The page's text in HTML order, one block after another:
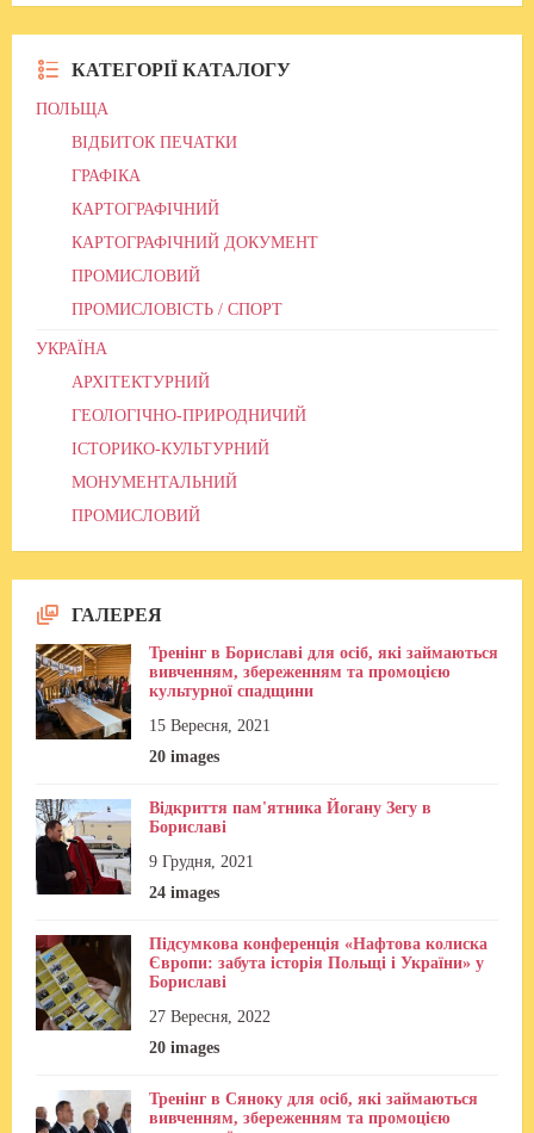
КАТЕГОРІЇ КАТАЛОГУ
ПОЛЬЩА
ВІДБИТОК ПЕЧАТКИ
ГРАФІКА
КАРТОГРАФІЧНИЙ
КАРТОГРАФІЧНИЙ ДОКУМЕНТ
ПРОМИСЛОВИЙ
ПРОМИСЛОВІСТЬ / СПОРТ
УКРАЇНА
АРХІТЕКТУРНИЙ
ГЕОЛОГІЧНО-ПРИРОДНИЧИЙ
ІСТОРИКО-КУЛЬТУРНИЙ
МОНУМЕНТАЛЬНИЙ
ПРОМИСЛОВИЙ
ГАЛЕРЕЯ
Тренінг в Бориславі для осіб, які займаються
вивченням, збереженням та промоцією
культурної спадщини
15 Вересня, 2021
20 images
Відкриття пам'ятника Йогану Зегу в
Бориславі
9 Грудня, 2021
24 images
Підсумкова конференція «Нафтова колиска
Європи: забута історія Польщі і України» у
Бориславі
27 Вересня, 2022
20 images
Тренінг в Сяноку для осіб, які займаються
вивченням, збереженням та промоцією